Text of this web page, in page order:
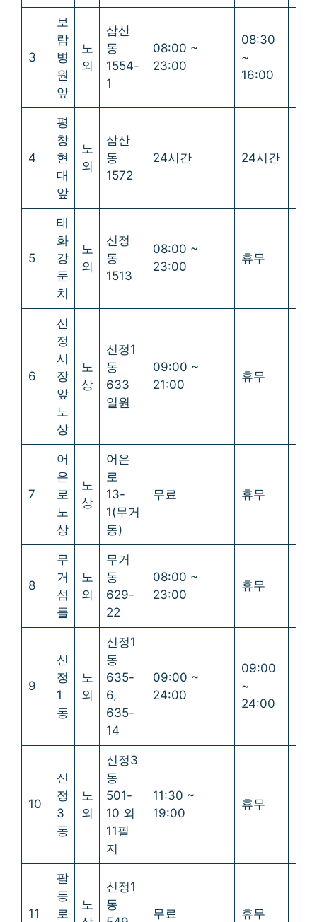
3
보
람
병
원
앞
노
외
삼산
동
1554-
1
08:00 ~
23:00
08:30
~
16:00
4
평
창
현
대
앞
노
외
삼산
동
1572
24시간 24시간
5
태
화
강
둔
치
노
외
신정
동
1513
08:00 ~
23:00
휴무
6
신
정
시
장
앞
노
상
노
상
신정1
동
633
일원
09:00 ~
21:00
휴무
7
어
은
로
노
상
노
상
어은
로
13-
1(무거
동)
무료 휴무
8
무
거
섬
들
노
외
무거
동
629-
22
08:00 ~
23:00
휴무
9
신
정
1
동
노
외
신정1
동
635-
6,
635-
14
09:00 ~
24:00
09:00
~
24:00
10
신
정
3
동
노
외
신정3
동
501-
10 외
11필
지
11:30 ~
19:00
휴무
11
팔
등
로
노
신정1
동
무료 휴무